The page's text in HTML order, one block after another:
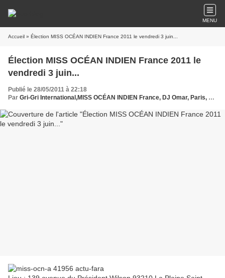
MENU
Accueil » Élection MISS OCÉAN INDIEN France 2011 le vendredi 3 juin...
Élection MISS OCÉAN INDIEN France 2011 le
vendredi 3 juin...
Publié le 28/05/2011 à 22:18
Par Gri-Gri International,MISS OCÉAN INDIEN France, DJ Omar, Paris, Ma solange , Siar ,Madagascar, Comores,Seychelles, Réunion,Ile Maurice, Medina Koné,